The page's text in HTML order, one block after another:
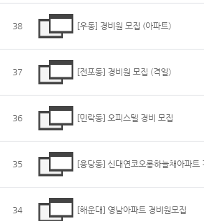
38 [우동] 경비원 모집 (아파트)
37 [전포동] 경비원 모집 (격일)
36 [민락동] 오피스텔 경비 모집
35 [용당동] 신대연코오롱하늘채아파트
34 [해운대] 영남아파트 경비원모집